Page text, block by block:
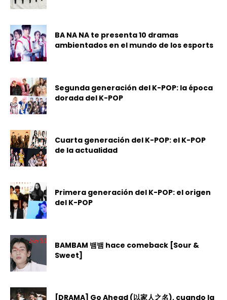
BA NA NA te presenta 10 dramas
ambientados en el mundo de los esports
Segunda generación del K-POP: la época
dorada del K-POP
Cuarta generación del K-POP: el K-POP
de la actualidad
Primera generación del K-POP: el origen
del K-POP
BAMBAM 뱀뱀 hace comeback [Sour &
Sweet]
[DRAMA] Go Ahead (以家人之名), cuando la